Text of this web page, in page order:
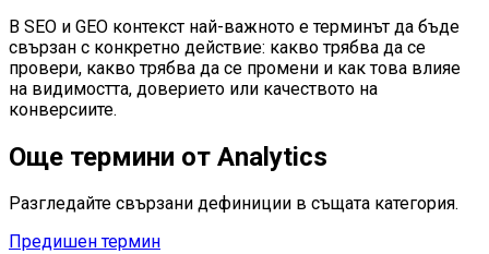
В SEO и GEO контекст най-важното е терминът да бъде
свързан с конкретно действие: какво трябва да се
провери, какво трябва да се промени и как това влияе
на видимостта, доверието или качеството на
конверсиите.
Още термини от Analytics
Разгледайте свързани дефиниции в същата категория.
Предишен термин